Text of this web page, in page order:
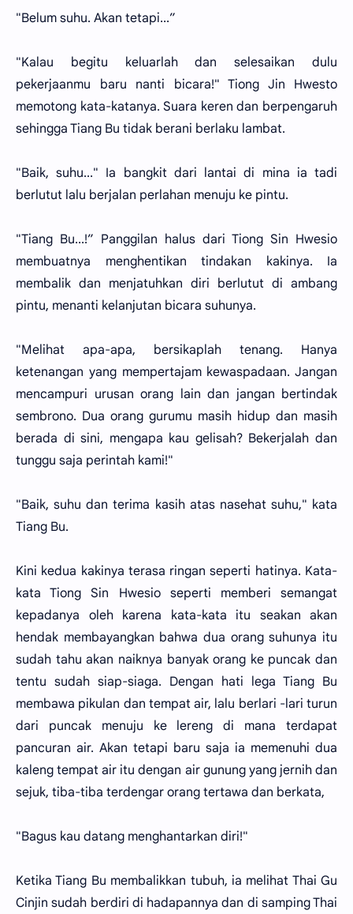
"Belum suhu. Akan tetapi...”
"Kalau begitu keluarlah dan selesaikan dulu
pekerjaanmu baru nanti bicara!" Tiong Jin Hwesto
memotong kata-katanya. Suara keren dan berpengaruh
sehingga Tiang Bu tidak berani berlaku lambat.
"Baik, suhu..." Ia bangkit dari lantai di mina ia tadi
berlutut lalu berjalan perlahan menuju ke pintu.
"Tiang Bu...!” Panggilan halus dari Tiong Sin Hwesio
membuatnya menghentikan tindakan kakinya. Ia
membalik dan menjatuhkan diri berlutut di ambang
pintu, menanti kelanjutan bicara suhunya.
"Melihat apa-apa, bersikaplah tenang. Hanya
ketenangan yang mempertajam kewaspadaan. Jangan
mencampuri urusan orang lain dan jangan bertindak
sembrono. Dua orang gurumu masih hidup dan masih
berada di sini, mengapa kau gelisah? Bekerjalah dan
tunggu saja perintah kami!"
"Baik, suhu dan terima kasih atas nasehat suhu," kata
Tiang Bu.
Kini kedua kakinya terasa ringan seperti hatinya. Kata-
kata Tiong Sin Hwesio seperti memberi semangat
kepadanya oleh karena kata-kata itu seakan akan
hendak membayangkan bahwa dua orang suhunya itu
sudah tahu akan naiknya banyak orang ke puncak dan
tentu sudah siap-siaga. Dengan hati lega Tiang Bu
membawa pikulan dan tempat air, lalu berlari -lari turun
dari puncak menuju ke lereng di mana terdapat
pancuran air. Akan tetapi baru saja ia memenuhi dua
kaleng tempat air itu dengan air gunung yang jernih dan
sejuk, tiba-tiba terdengar orang tertawa dan berkata,
"Bagus kau datang menghantarkan diri!"
Ketika Tiang Bu membalikkan tubuh, ia melihat Thai Gu
Cinjin sudah berdiri di hadapannya dan di samping Thai